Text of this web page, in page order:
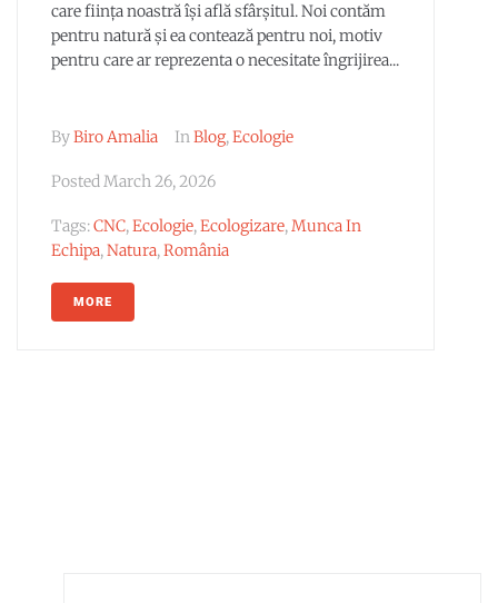
care ființa noastră își află sfârșitul. Noi contăm
pentru natură și ea contează pentru noi, motiv
pentru care ar reprezenta o necesitate îngrijirea...
ByBiro Amalia InBlog,Ecologie
PostedMarch 26, 2026
Tags:CNC,Ecologie,Ecologizare,Munca In
Echipa,Natura,România
MORE